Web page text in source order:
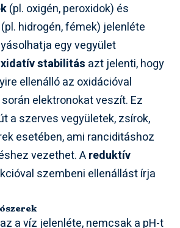
(pl. oxigén, peroxidok) és
(pl. hidrogén, fémek) jelenléte
egy vegyület
stabilitás azt jelenti, hogy
ellenálló az oxidációval
elektronokat veszít. Ez
a szerves vegyületek, zsírok,
esetében, ami ranciditáshoz
vezethet. Areduktív
szembeni ellenállást írja
a víz jelenléte, nemcsak a pH-t